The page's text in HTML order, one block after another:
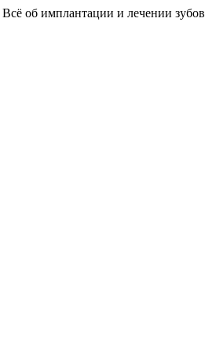
Всё об имплантации и лечении зубов